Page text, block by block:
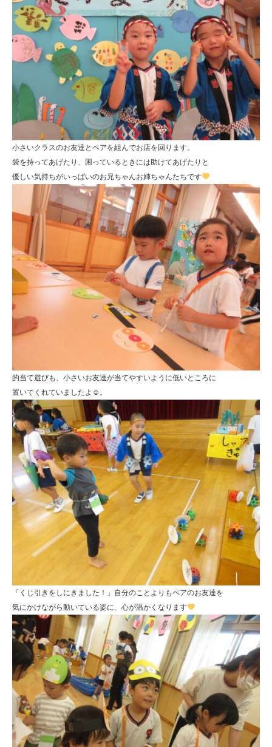
小さいクラスのお友達とペアを組んでお店を回ります。
袋を持ってあげたり、困っているときには助けてあげたりと
優しい気持ちがいっぱいのお兄ちゃんお姉ちゃんたちです
的当て遊びも、小さいお友達が当てやすいように低いところに
置いてくれていましたよ☺。
「くじ引きをしにきました！」自分のことよりもペアのお友達を
気にかけながら動いている姿に、心が温かくなります